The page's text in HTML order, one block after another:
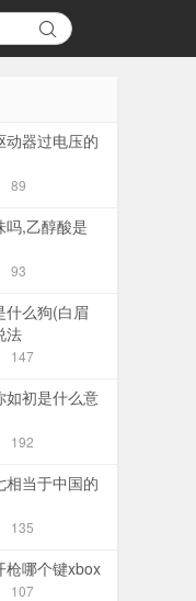
动器过电压的
89
吗,乙醇酸是
93
什么狗(白眉
法
147
如初是什么意
192
相当于中国的
135
枪哪个键xbox
107